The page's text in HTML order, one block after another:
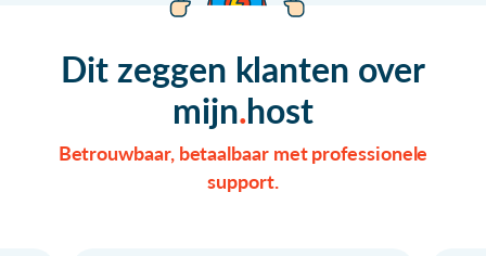
Dit zeggen klanten over
mijn host
Betrouwbaar, betaalbaar met professionele
support.